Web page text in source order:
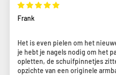
Frank
Het is even pielen om het
je hebt je nagels nodig om het
opletten, de schuifpinnetjes
opzichte van een originele